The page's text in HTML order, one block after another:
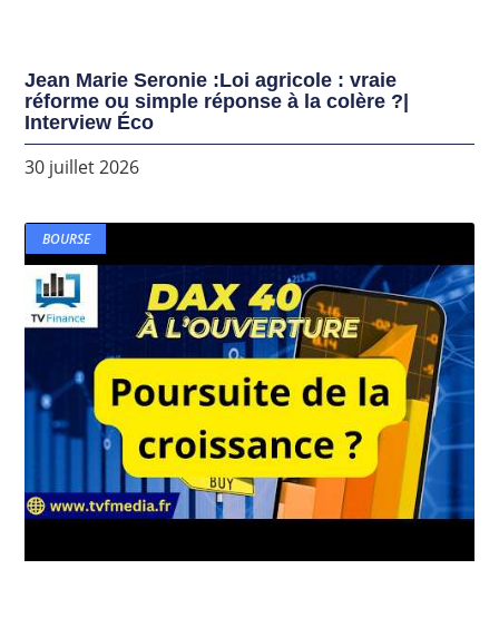
Jean Marie Seronie :Loi agricole : vraie
réforme ou simple réponse à la colère ?|
Interview Éco
30 juillet 2026
BOURSE